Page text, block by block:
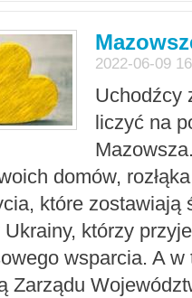
2022-06-09
Uchodźcy
liczyć na
domów,
które zostawiają
którzy
wsparcia. A w
Zarządu